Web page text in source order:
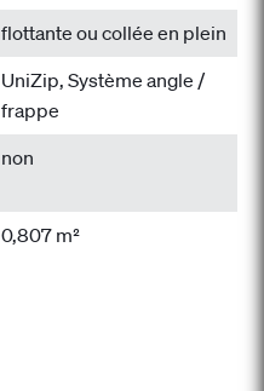
flottante ou collée en plein
UniZip, Système angle /
frappe
non
0,807 m²